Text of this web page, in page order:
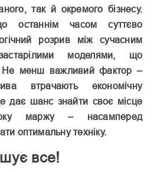
так й окремого бізнесу.
останнім часом суттєво
розрив між сучасним
моделями, що
Не менш важливий фактор –
втрачають економічну
дає шанс знайти своє місце
маржу – насамперед
оптимальну техніку.
все!